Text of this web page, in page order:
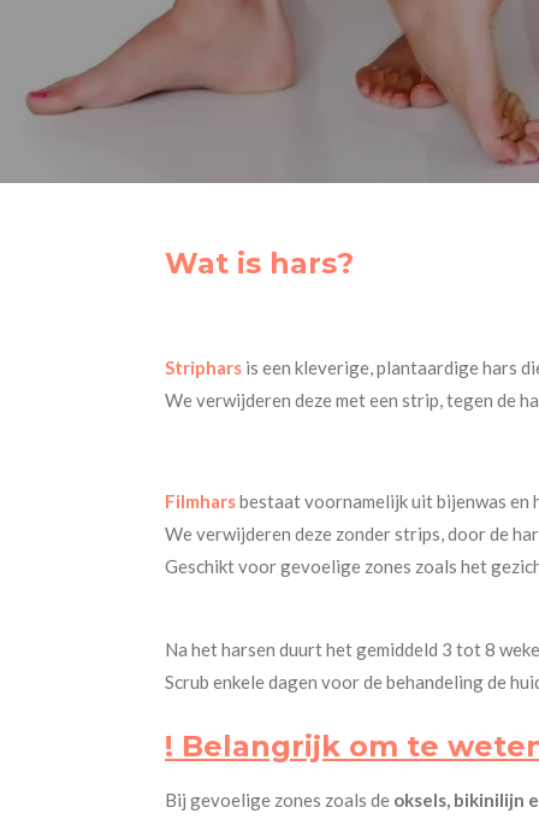
Wat is hars?
Striphars is een kleverige, plantaardige hars
We verwijderen deze met een strip, tegen de
Filmharsbestaat voornamelijk uit bijenwas en
We verwijderen deze zonder strips, door de
Geschikt voor gevoelige zones zoals het
Na het harsen duurt het gemiddeld 3 tot 8
Scrub enkele dagen voor de behandeling de
! Belangrijk om te
Bij gevoelige zones zoals de oksels, bikinilijn